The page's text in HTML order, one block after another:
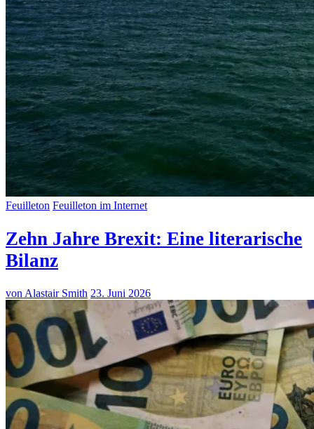
Feuilleton Feuilleton im Internet
Zehn Jahre Brexit: Eine literarische
Bilanz
von Alastair Smith 23. Juni 2026